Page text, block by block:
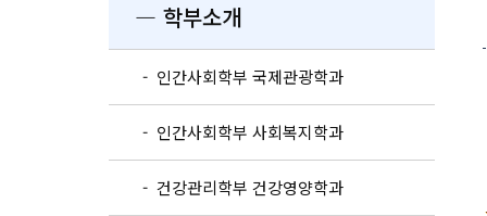
― 학부소개
- 인간사회학부 국제관광학과
- 인간사회학부 사회복지학과
- 건강관리학부 건강영양학과